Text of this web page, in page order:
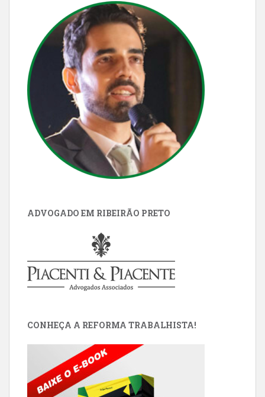
ADVOGADO EM RIBEIRÃO PRETO
CONHEÇA A REFORMA TRABALHISTA!